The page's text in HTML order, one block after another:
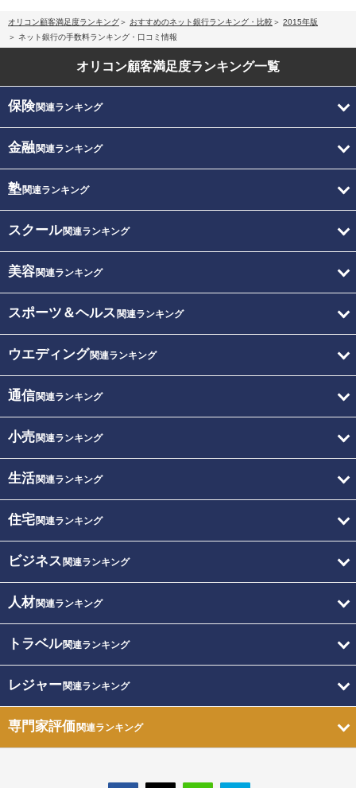
オリコン顧客満足度ランキング おすすめのネット銀行ランキング・比較
2015年版
ネット銀行の手数料ランキング・口コミ情報
オリコン顧客満足度ランキング一覧
保険関連ランキング
金融関連ランキング
塾関連ランキング
スクール関連ランキング
美容関連ランキング
スポーツ＆ヘルス 関連ランキング
ウエディング関連ランキング
通信関連ランキング
小売関連ランキング
生活関連ランキング
住宅関連ランキング
ビジネス 関連ランキング
人材関連ランキング
トラベル関連ランキング
レジャー関連ランキング
専門家評価関連ランキング